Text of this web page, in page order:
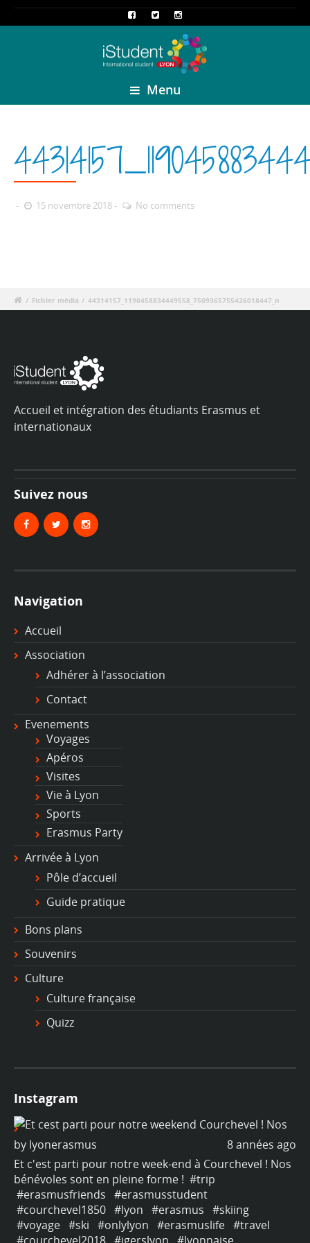
Menu
15 novembre 2018 No comments
/ Fichier média / 44314157_1190458834449558_7509365755426018447_n
Accueil et intégration des étudiants Erasmus et
internationaux
Suivez nous
Navigation
Accueil
Association
Adhérer à l’association
Contact
Evenements
Voyages
Apéros
Visites
Vie à Lyon
Sports
Erasmus Party
Arrivée à Lyon
Pôle d’accueil
Guide pratique
Bons plans
Souvenirs
Culture
Culture française
Quizz
Instagram
8 années ago
by lyonerasmus
Et c'est parti pour notre week-end à Courchevel ! Nos
bénévoles sont en pleine forme ! #trip
#erasmusfriends #erasmusstudent
#courchevel1850 #lyon #erasmus #skiing
#voyage #ski #onlylyon #erasmuslife #travel